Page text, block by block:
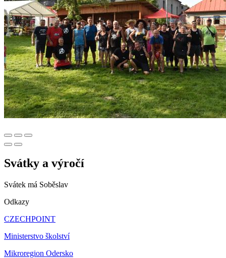
Svátky a výročí
Svátek má Soběslav
Odkazy
CZECHPOINT
Ministerstvo školství
Mikroregion Odersko